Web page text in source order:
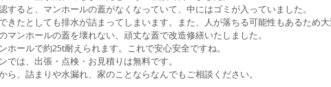
すると、マンホールの蓋がなくなっていて、中にはゴミが入っていました。
きたとしても排水が詰まってしまいます。また、人が落ちる可能性もあるため大
マンホールの蓋を壊れない、頑丈な蓋で改造修繕いたしました。
ホールで約25t耐えられます。これで安心安全ですね。
では、出張・点検・お見積りは無料です。
ら、詰まりや水漏れ、家のことならなんでもご相談ください。